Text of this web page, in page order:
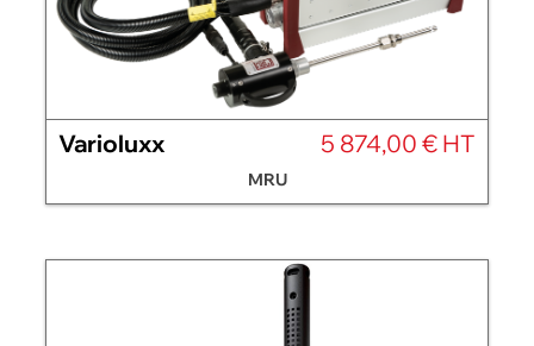
Varioluxx 5 874,00 € HT
MRU